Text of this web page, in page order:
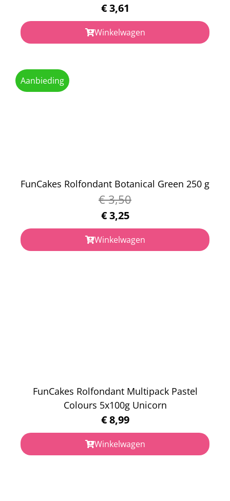
€3,61
Winkelwagen
Aanbieding
FunCakes Rolfondant Botanical Green 250 g
€3,50
€3,25
Winkelwagen
FunCakes Rolfondant Multipack Pastel
Colours 5x100g Unicorn
€8,99
Winkelwagen